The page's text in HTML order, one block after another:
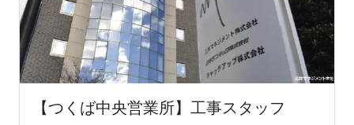
【つくば中央営業所】工事スタッフ